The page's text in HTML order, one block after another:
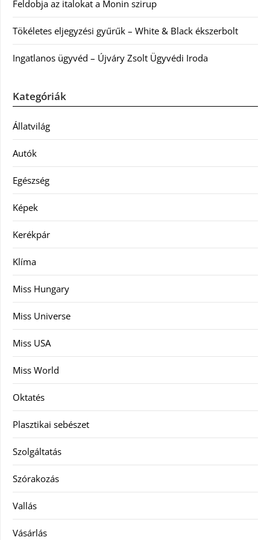
Feldobja az italokat a Monin szirup
Tökéletes eljegyzési gyűrűk – White & Black ékszerbolt
Ingatlanos ügyvéd – Újváry Zsolt Ügyvédi Iroda
Kategóriák
Állatvilág
Autók
Egészség
Képek
Kerékpár
Klíma
Miss Hungary
Miss Universe
Miss USA
Miss World
Oktatés
Plasztikai sebészet
Szolgáltatás
Szórakozás
Vallás
Vásárlás